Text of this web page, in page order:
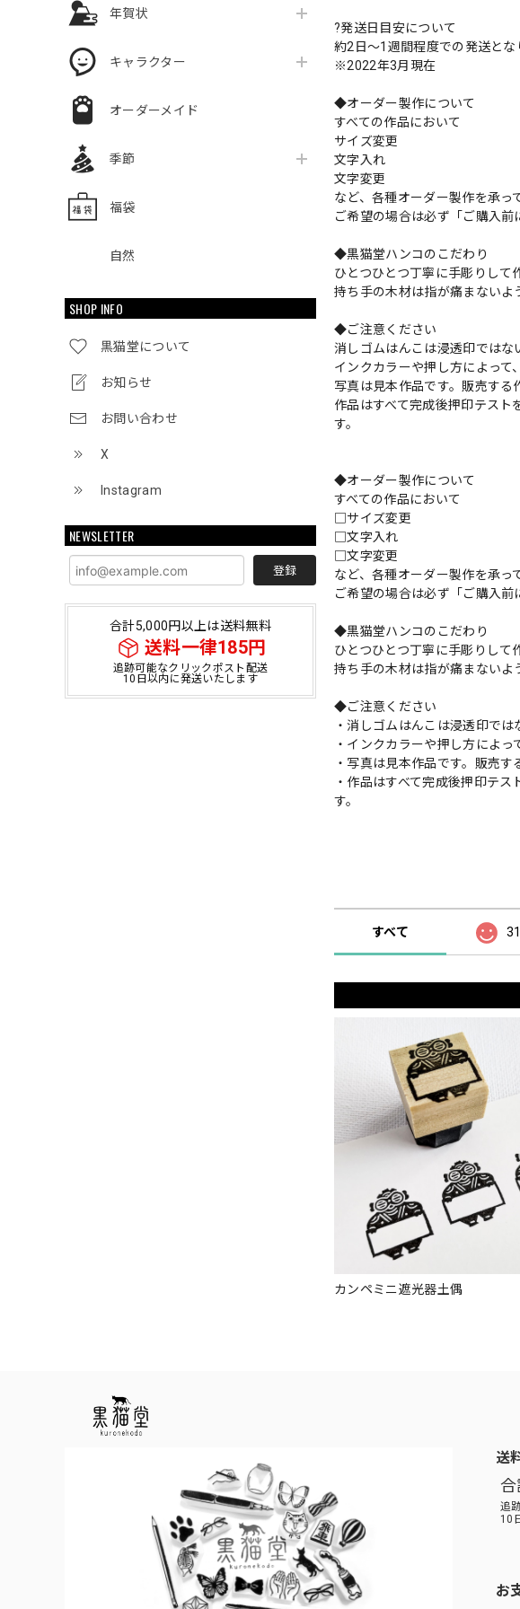
年賀状
キャラクター
オーダーメイド
季節
福袋
自然
SHOP INFO
黒猫堂について
お知らせ
お問い合わせ
X
Instagram
NEWSLETTER
登録
合計5,000円以上は送料無料
送料一律185円
追跡可能なクリックポスト配送
10日以内に発送いたします
?発送日目安について
約2日〜1週間程度での発送とな
※2022年3月現在
◆オーダー製作について
すべての作品において
サイズ変更
文字入れ
文字変更
など、各種オーダー製作を承っ
ご希望の場合は必ず「ご購入前
◆黒猫堂ハンコのこだわり
ひとつひとつ丁寧に手彫りして
持ち手の木材は指が痛まないよ
◆ご注意ください
消しゴムはんこは浸透印ではな
インクカラーや押し方によって
写真は見本作品です。販売する
作品はすべて完成後押印テス
す。
◆オーダー製作について
すべての作品において
□サイズ変更
□文字入れ
□文字変更
など、各種オーダー製作を承っ
ご希望の場合は必ず「ご購入前
◆黒猫堂ハンコのこだわり
ひとつひとつ丁寧に手彫りして
持ち手の木材は指が痛まないよ
◆ご注意ください
・消しゴムはんこは浸透印では
・インクカラーや押し方によっ
・写真は見本作品です。販売す
・作品はすべて完成後押印テ
す。
すべて
カンペミニ遮光器土偶
送
合
追
10
お